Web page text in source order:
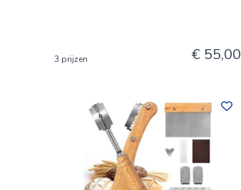
3 prijzen € 55,00